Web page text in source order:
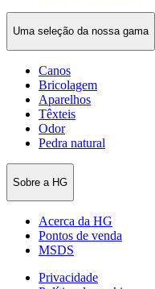
Uma seleção da nossa gama
Canos
Bricolagem
Aparelhos
Têxteis
Odor
Pedra natural
Sobre a HG
Acerca da HG
Pontos de venda
MSDS
Privacidade